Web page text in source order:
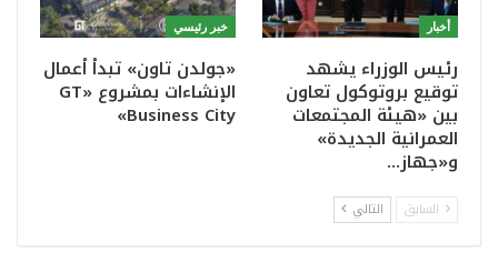
أخبار
رئيس الوزراء يشهد
توقيع بروتوكول تعاون
بين «هيئة المجتمعات
العمرانية الجديدة»
و«جهاز…
خبر رئيسي
«جولدن تاون» تبدأ أعمال
الإنشاءات بمشروع «GT
Business City»
السابق التالي